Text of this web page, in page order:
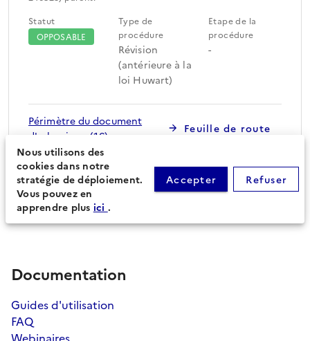
Statut
OPPOSABLE
Type de
procédure
Révision
(antérieure à la
loi Huwart)
Etape de la
procédure
-
Périmètre du document
d'urbanisme (16)
Feuille de route
Procédures secondaires
Documentation
Guides d'utilisation
FAQ
Webinaires
Nous utilisons des
cookies dans notre
stratégie de déploiement.
Vous pouvez en
apprendre plus ici .
Accepter Refuser